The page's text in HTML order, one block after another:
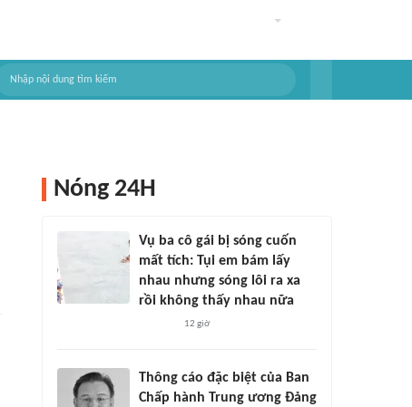
Nóng 24H
Vụ ba cô gái bị sóng cuốn
mất tích: Tụi em bám lấy
nhau nhưng sóng lôi ra xa
rồi không thấy nhau nữa
12 giờ
Thông cáo đặc biệt của Ban
Chấp hành Trung ương Đảng